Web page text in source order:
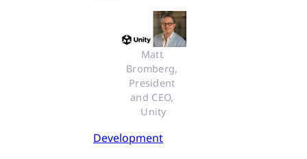
Matt
Bromberg,
President
and CEO,
Unity
Development